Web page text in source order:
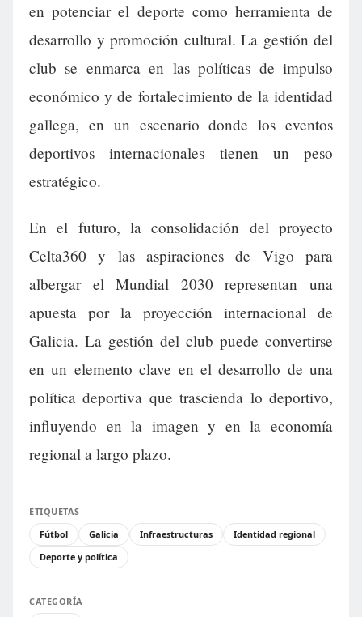
en potenciar el deporte como herramienta de
desarrollo y promoción cultural. La gestión del
club se enmarca en las políticas de impulso
económico y de fortalecimiento de la identidad
gallega, en un escenario donde los eventos
deportivos internacionales tienen un peso
estratégico.
En el futuro, la consolidación del proyecto
Celta360 y las aspiraciones de Vigo para
albergar el Mundial 2030 representan una
apuesta por la proyección internacional de
Galicia. La gestión del club puede convertirse
en un elemento clave en el desarrollo de una
política deportiva que trascienda lo deportivo,
influyendo en la imagen y en la economía
regional a largo plazo.
ETIQUETAS
Fútbol
Galicia Infraestructuras
Identidad regional
Deporte y política
CATEGORÍA